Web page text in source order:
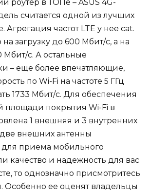
роутер в ТОПе – ASUS 4G-
считается одной из лучших
Агрегация частот LTE у нее cat.
на загрузку до 600 Мбит/с, а на
Мбит/с. А остальные
– еще более впечатляющие,
по Wi-Fi на частоте 5 ГГц
1733 Мбит/с. Для обеспечения
площади покрытия Wi-Fi в
1 внешняя и 3 внутренних
внешних антенны
для приема мобильного
качество и надежность для вас
то однозначно присмотритесь
Особенно ее оценят владельцы